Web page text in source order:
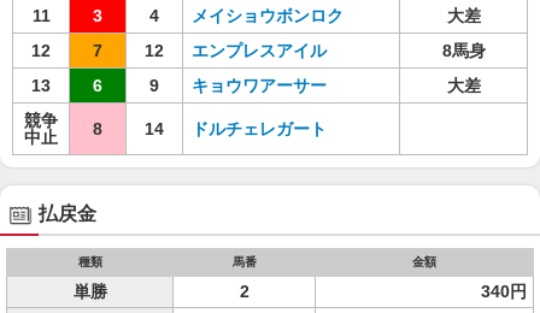
11
3 4 メイショウボンロク
大差
12
7 12 エンプレスアイル
8馬身
13
6 9 キョウワアーサー
大差
競争
中止
8 14 ドルチェレガート
払戻金
種類 馬番 金額
単勝 2 340円